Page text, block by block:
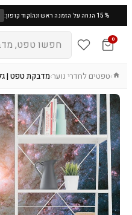
15% הנחה על הזמנה ראשונה |קוד קופון:
0
›טפטים לחדרי נוער›מדבקת טפט |